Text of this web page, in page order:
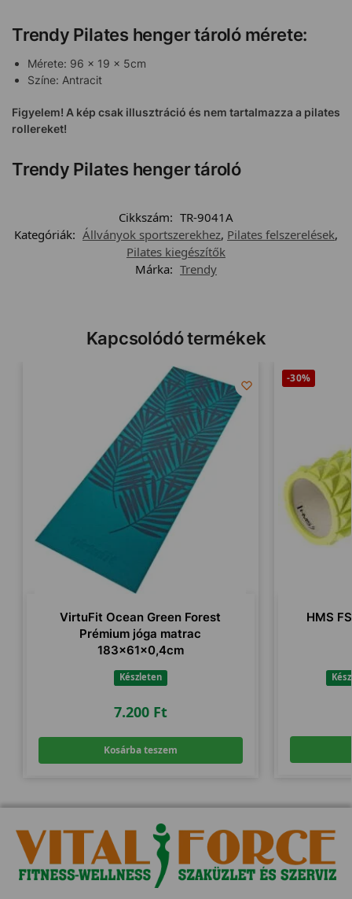
Trendy Pilates henger tároló mérete:
Mérete: 96 x 19 x 5cm
Színe: Antracit
Figyelem! A kép csak illusztráció és nem tartalmazza a pilates
rollereket!
Trendy Pilates henger tároló
Cikkszám: TR-9041A
Kategóriák: Állványok sportszerekhez, Pilates felszerelések,
Pilates kiegészítők
Márka: Trendy
Kapcsolódó termékek
VirtuFit Ocean Green Forest
Prémium jóga matrac
183x61x0,4cm
Készleten
7.200 Ft
Kosárba teszem
-30%
HMS